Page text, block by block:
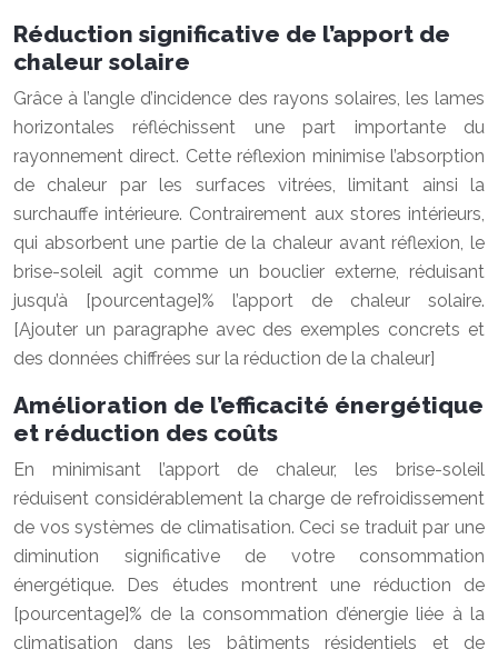
Réduction significative de l’apport de
chaleur solaire
Grâce à l’angle d’incidence des rayons solaires, les lames
horizontales réfléchissent une part importante du
rayonnement direct. Cette réflexion minimise l’absorption
de chaleur par les surfaces vitrées, limitant ainsi la
surchauffe intérieure. Contrairement aux stores intérieurs,
qui absorbent une partie de la chaleur avant réflexion, le
brise-soleil agit comme un bouclier externe, réduisant
jusqu’à [pourcentage]% l’apport de chaleur solaire.
[Ajouter un paragraphe avec des exemples concrets et
des données chiffrées sur la réduction de la chaleur]
Amélioration de l’efficacité énergétique
et réduction des coûts
En minimisant l’apport de chaleur, les brise-soleil
réduisent considérablement la charge de refroidissement
de vos systèmes de climatisation. Ceci se traduit par une
diminution significative de votre consommation
énergétique. Des études montrent une réduction de
[pourcentage]% de la consommation d’énergie liée à la
climatisation dans les bâtiments résidentiels et de